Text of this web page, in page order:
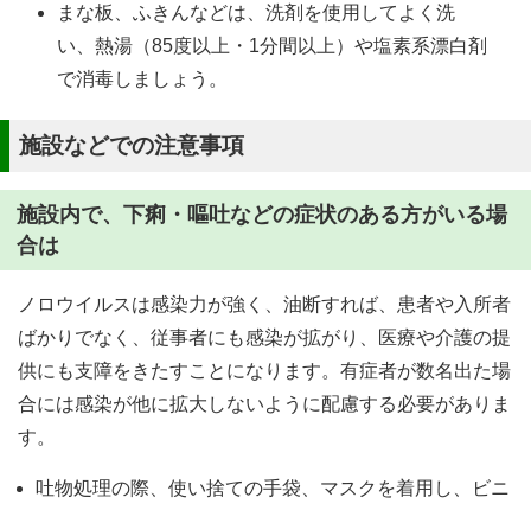
まな板、ふきんなどは、洗剤を使用してよく洗
い、熱湯（85度以上・1分間以上）や塩素系漂白剤
で消毒しましょう。
施設などでの注意事項
施設内で、下痢・嘔吐などの症状のある方がいる場
合は
ノロウイルスは感染力が強く、油断すれば、患者や入所者
ばかりでなく、従事者にも感染が拡がり、医療や介護の提
供にも支障をきたすことになります。有症者が数名出た場
合には感染が他に拡大しないように配慮する必要がありま
す。
吐物処理の際、使い捨ての手袋、マスクを着用し、ビニ